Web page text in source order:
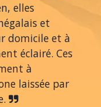
elles
et
domicile et à
éclairé. Ces
à
laissée par